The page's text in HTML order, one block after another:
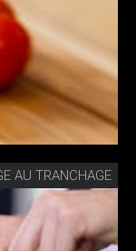
AU TRANCHAGE